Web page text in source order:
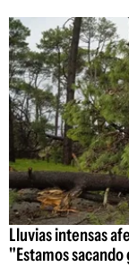
Lluvias intensas
"Estamos